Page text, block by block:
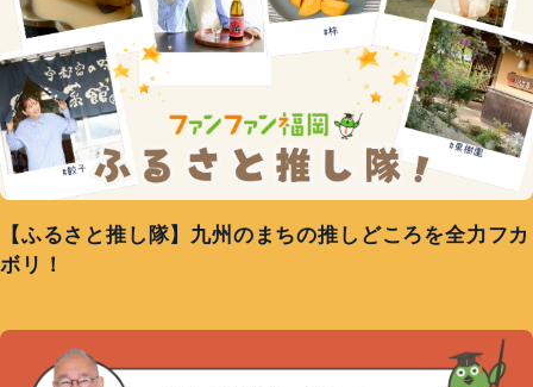
【ふるさと推し隊】九州のまちの推しどころを全力フカ
ボリ！